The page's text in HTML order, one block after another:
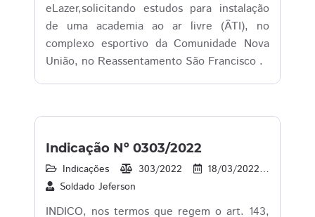
eLazer,solicitando estudos para instalação
de uma academia ao ar livre (ÂTI), no
complexo esportivo da Comunidade Nova
União, no Reassentamento São Francisco .
Indicação Nº 0303/2022
Indicações 303/2022 18/03/2022
Soldado Jeferson
INDICO, nos termos que regem o art. 143,